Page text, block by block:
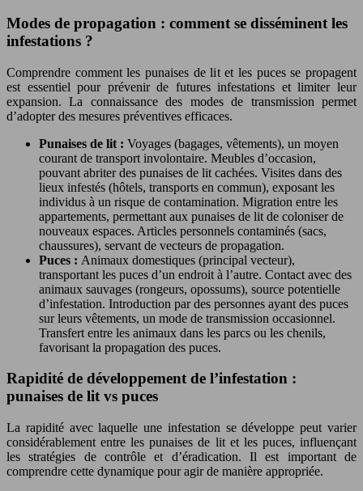
Modes de propagation : comment se disséminent les
infestations ?
Comprendre comment les punaises de lit et les puces se propagent
est essentiel pour prévenir de futures infestations et limiter leur
expansion. La connaissance des modes de transmission permet
d’adopter des mesures préventives efficaces.
Punaises de lit : Voyages (bagages, vêtements), un moyen
courant de transport involontaire. Meubles d’occasion,
pouvant abriter des punaises de lit cachées. Visites dans des
lieux infestés (hôtels, transports en commun), exposant les
individus à un risque de contamination. Migration entre les
appartements, permettant aux punaises de lit de coloniser de
nouveaux espaces. Articles personnels contaminés (sacs,
chaussures), servant de vecteurs de propagation.
Puces : Animaux domestiques (principal vecteur),
transportant les puces d’un endroit à l’autre. Contact avec des
animaux sauvages (rongeurs, opossums), source potentielle
d’infestation. Introduction par des personnes ayant des puces
sur leurs vêtements, un mode de transmission occasionnel.
Transfert entre les animaux dans les parcs ou les chenils,
favorisant la propagation des puces.
Rapidité de développement de l’infestation :
punaises de lit vs puces
La rapidité avec laquelle une infestation se développe peut varier
considérablement entre les punaises de lit et les puces, influençant
les stratégies de contrôle et d’éradication. Il est important de
comprendre cette dynamique pour agir de manière appropriée.